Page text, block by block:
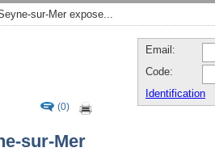
sur-Mer expose...
(0)
sur-Mer
Email:
Code:
Identification